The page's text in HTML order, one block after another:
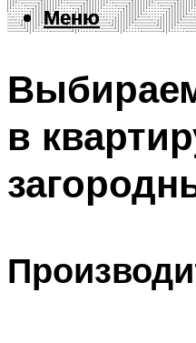
Меню
Меню
в